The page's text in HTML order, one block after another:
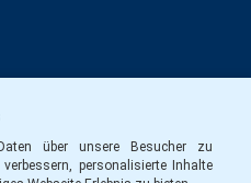
über unsere Besucher zu
personalisierte Inhalte